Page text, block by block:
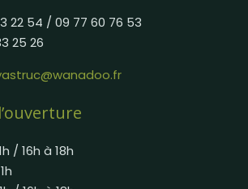
22 54 / 09 77 60 76 53
25 26
/ 16h à 18h